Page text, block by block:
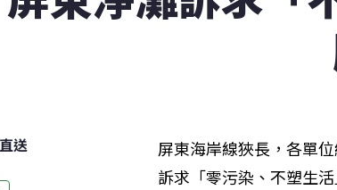
送
屏東海岸線狹長，各單
訴求「零污染、不塑生